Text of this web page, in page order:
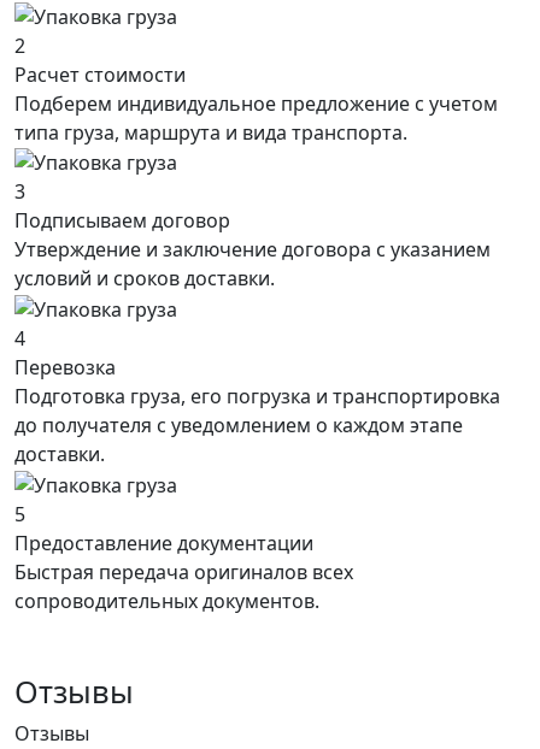
2
Расчет стоимости
Подберем индивидуальное предложение с учетом
типа груза, маршрута и вида транспорта.
3
Подписываем договор
Утверждение и заключение договора с указанием
условий и сроков доставки.
4
Перевозка
Подготовка груза, его погрузка и транспортировка
до получателя с уведомлением о каждом этапе
доставки.
5
Предоставление документации
Быстрая передача оригиналов всех
сопроводительных документов.
Отзывы
Отзывы